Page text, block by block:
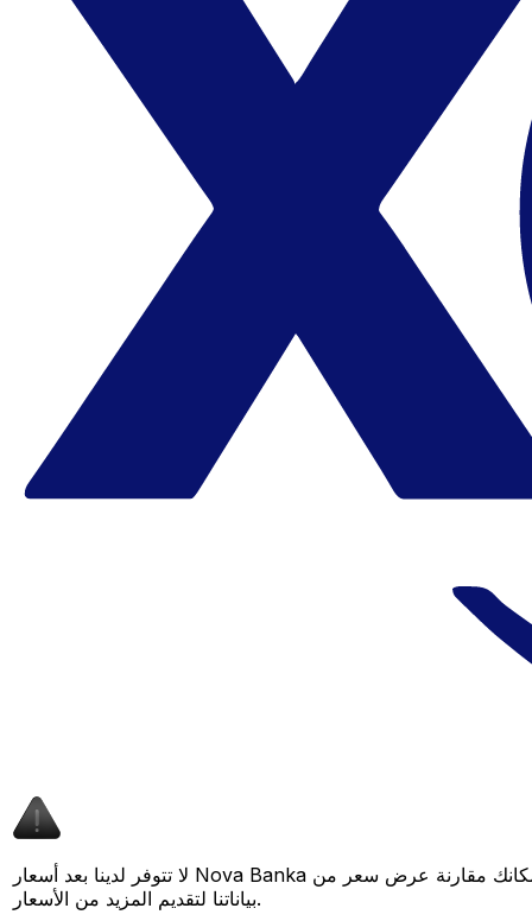
لا تتوفر لدينا بعد أسعار Nova Banka لهذا الزوج من العملات، لكن لا يزال بإمكانك مقارنة عرض سعر من Nova Banka بسعر Xe المباشر لمعرفة التوفير المحتمل. عد لاحقًا، فنحن نعمل باستمرار على توسيع
بياناتنا لتقديم المزيد من الأسعار.